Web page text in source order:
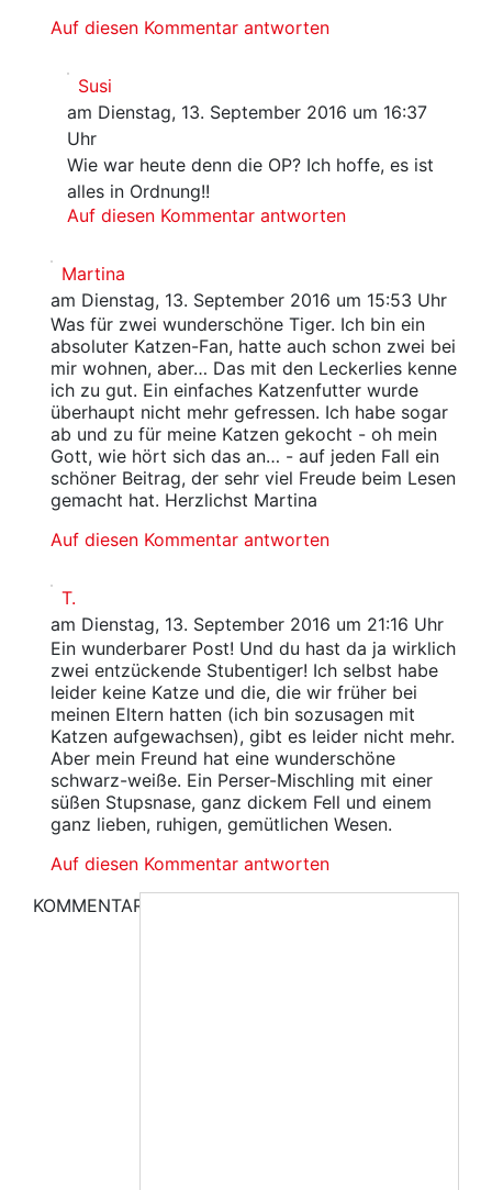
Auf diesen Kommentar antworten
Susi
am Dienstag, 13. September 2016 um 16:37
Uhr
Wie war heute denn die OP? Ich hoffe, es ist
alles in Ordnung!!
Auf diesen Kommentar antworten
Martina
am Dienstag, 13. September 2016 um 15:53 Uhr
Was für zwei wunderschöne Tiger. Ich bin ein
absoluter Katzen-Fan, hatte auch schon zwei bei
mir wohnen, aber… Das mit den Leckerlies kenne
ich zu gut. Ein einfaches Katzenfutter wurde
überhaupt nicht mehr gefressen. Ich habe sogar
ab und zu für meine Katzen gekocht - oh mein
Gott, wie hört sich das an… - auf jeden Fall ein
schöner Beitrag, der sehr viel Freude beim Lesen
gemacht hat. Herzlichst Martina
Auf diesen Kommentar antworten
T.
am Dienstag, 13. September 2016 um 21:16 Uhr
Ein wunderbarer Post! Und du hast da ja wirklich
zwei entzückende Stubentiger! Ich selbst habe
leider keine Katze und die, die wir früher bei
meinen Eltern hatten (ich bin sozusagen mit
Katzen aufgewachsen), gibt es leider nicht mehr.
Aber mein Freund hat eine wunderschöne
schwarz-weiße. Ein Perser-Mischling mit einer
süßen Stupsnase, ganz dickem Fell und einem
ganz lieben, ruhigen, gemütlichen Wesen.
Auf diesen Kommentar antworten
KOMMENTAR